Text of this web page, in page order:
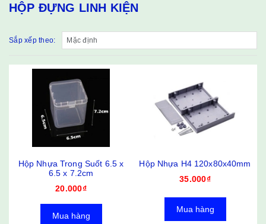
HỘP ĐỰNG LINH KIỆN
Sắp xếp theo:
Hộp Nhựa Trong Suốt 6.5 x
6.5 x 7.2cm
20.000₫
Mua hàng
Hộp Nhựa H4 120x80x40mm
35.000₫
Mua hàng